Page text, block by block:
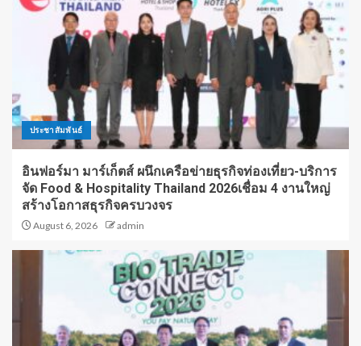
ประชาสัมพันธ์
อินฟอร์มา มาร์เก็ตส์ ผนึกเครือข่ายธุรกิจท่องเที่ยว-บริการ
จัด Food & Hospitality Thailand 2026เชื่อม 4 งานใหญ่
สร้างโอกาสธุรกิจครบวงจร
August 6, 2026 admin